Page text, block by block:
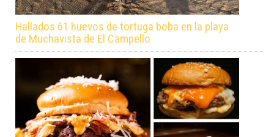
Hallados 61 huevos de tortuga boba en la playa
de Muchavista de El Campello